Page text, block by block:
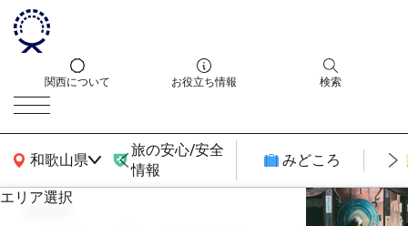
関西について お役立ち情報 検索
和歌山県
関西広域MAP
旅の安心/安全
情報
みどころ
エリア選択
エ
search